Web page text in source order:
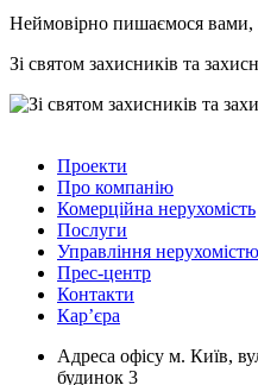
Неймовірно пишаємося вами,
Зі святом захисників та
Проекти
Про компанію
Комерційна нерухомість
Послуги
Управління нерухомістю
Прес-центр
Контакти
Кар’єра
Адреса офісу м. Київ,
будинок 3